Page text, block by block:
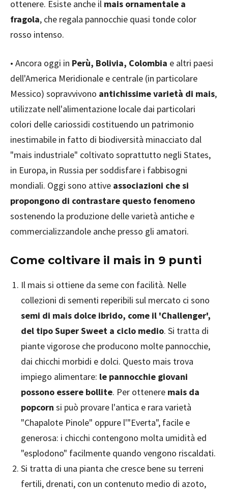
ottenere. Esiste anche il mais ornamentale a
fragola, che regala pannocchie quasi tonde color
rosso intenso.
• Ancora oggi in Perù, Bolivia, Colombia e altri paesi
dell'America Meridionale e centrale (in particolare
Messico) sopravvivono antichissime varietà di mais,
utilizzate nell'alimentazione locale dai particolari
colori delle cariossidi costituendo un patrimonio
inestimabile in fatto di biodiversità minacciato dal
"mais industriale" coltivato soprattutto negli States,
in Europa, in Russia per soddisfare i fabbisogni
mondiali. Oggi sono attive associazioni che si
propongono di contrastare questo fenomeno
sostenendo la produzione delle varietà antiche e
commercializzandole anche presso gli amatori.
Come coltivare il mais in 9 punti
Il mais si ottiene da seme con facilità. Nelle
collezioni di sementi reperibili sul mercato ci sono
semi di mais dolce ibrido, come il 'Challenger',
del tipo Super Sweet a ciclo medio. Si tratta di
piante vigorose che producono molte pannocchie,
dai chicchi morbidi e dolci. Questo mais trova
impiego alimentare: le pannocchie giovani
possono essere bollite. Per ottenere mais da
popcorn si può provare l'antica e rara varietà
"Chapalote Pinole" oppure l'"Everta", facile e
generosa: i chicchi contengono molta umidità ed
"esplodono" facilmente quando vengono riscaldati.
Si tratta di una pianta che cresce bene su terreni
fertili, drenati, con un contenuto medio di azoto,